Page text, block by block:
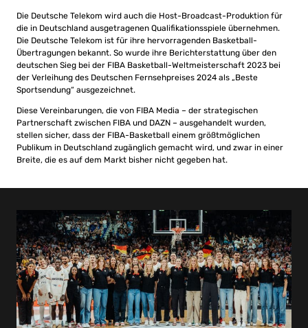
Die Deutsche Telekom wird auch die Host-Broadcast-Produktion für
die in Deutschland ausgetragenen Qualifikationsspiele übernehmen.
Die Deutsche Telekom ist für ihre hervorragenden Basketball-
Übertragungen bekannt. So wurde ihre Berichterstattung über den
deutschen Sieg bei der FIBA Basketball-Weltmeisterschaft 2023 bei
der Verleihung des Deutschen Fernsehpreises 2024 als „Beste
Sportsendung“ ausgezeichnet.
Diese Vereinbarungen, die von FIBA Media – der strategischen
Partnerschaft zwischen FIBA und DAZN – ausgehandelt wurden,
stellen sicher, dass der FIBA-Basketball einem größtmöglichen
Publikum in Deutschland zugänglich gemacht wird, und zwar in einer
Breite, die es auf dem Markt bisher nicht gegeben hat.